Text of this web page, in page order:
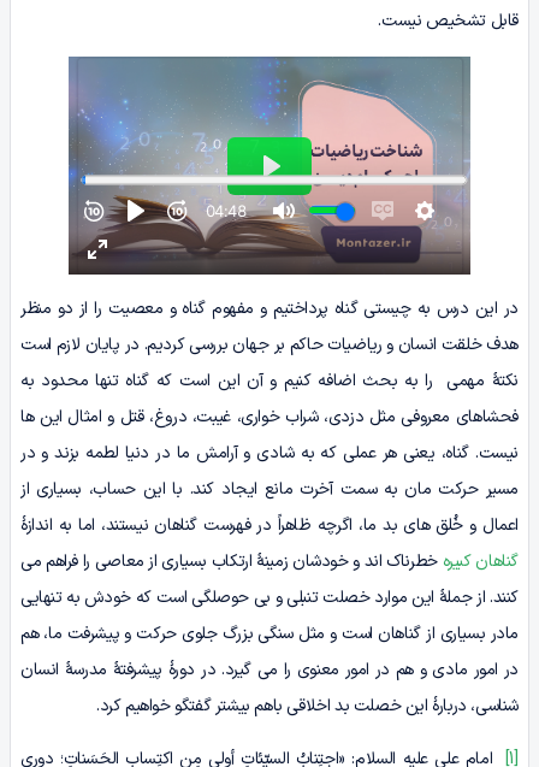
قابل تشخیص نیست.
در این درس به چیستی گناه پرداختیم و مفهوم گناه و معصیت را از دو منظر
هدف خلقت انسان و ریاضیات حاکم بر جهان بررسی کردیم. در پایان لازم است
نکتۀ مهمی را به بحث اضافه کنیم و آن این است که گناه تنها محدود به
فحشاهای معروفی مثل دزدی، شراب خواری، غیبت، دروغ، قتل و امثال این ها
نیست. گناه، یعنی هر عملی که به شادی و آرامش ما در دنیا لطمه بزند و در
مسیر حرکت مان به سمت آخرت مانع ایجاد کند. با این حساب، بسیاری از
اعمال و خُلق های بد ما، اگرچه ظاهراً در فهرست گناهان نیستند، اما به اندازۀ
گناهان کبیره خطرناک اند و خودشان زمینۀ ارتکاب بسیاری از معاصی را فراهم می
کنند. از جملۀ این موارد خصلت تنبلی و بی حوصلگی است که خودش به تنهایی
مادر بسیاری از گناهان است و مثل سنگی بزرگ جلوی حرکت و پیشرفت ما، هم
در امور مادی و هم در امور معنوی را می گیرد. در دورۀ پیشرفتۀ مدرسۀ انسان
شناسی، دربارۀ این خصلت بد اخلاقی باهم بیشتر گفتگو خواهیم کرد.
[1]
امام علی علیه السلام: «اجتِنابُ السیّئاتِ أولى مِنِ اکتِسابِ الحَسَناتِ؛ دورى